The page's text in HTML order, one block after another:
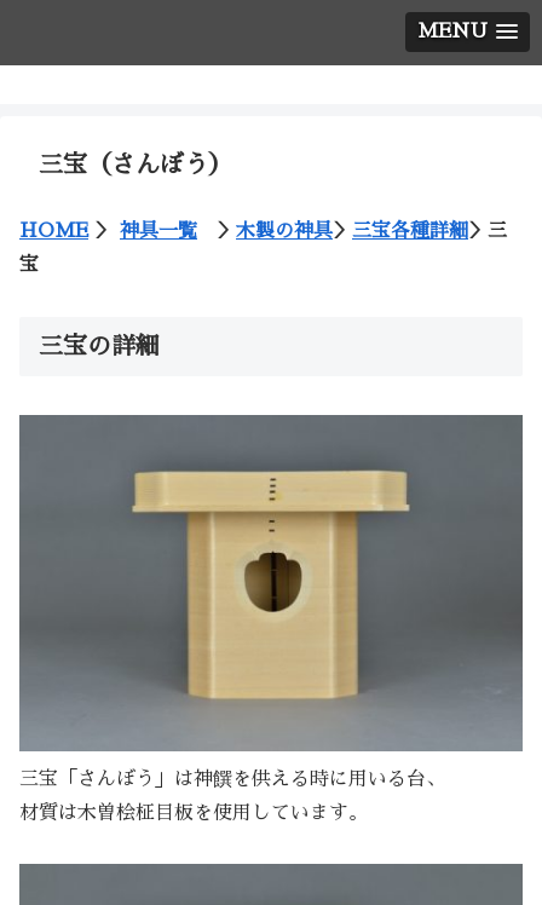
MENU
三宝（さんぼう）
HOME＞ 神具一覧 ＞ 木製の神具＞ 三宝各種詳細 ＞三
宝
三宝の詳細
三宝「さんぼう」は神饌を供える時に用いる台、
材質は木曽桧柾目板を使用しています。